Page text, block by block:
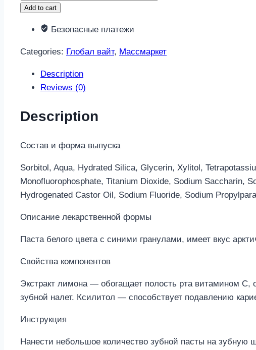
вайт
паста
отбеливание
100мл
quantity
Add to cart
Безопасные платежи
Categories: Глобал вайт, Массмаркет
Description
Reviews (0)
Description
Состав и форма выпуска
Sorbitol, Aqua, Hydrated Silica, Glycerin, Xylitol,
Monofluorophosphate, Titanium Dioxide, Sodium Saccharin,
Hydrogenated Castor Oil, Sodium Fluoride, Sodium
Описание лекарственной формы
Паста белого цвета с синими гранулами, имеет вкус
Свойства компонентов
Экстракт лимона — обогащает полость рта витамином
зубной налет. Ксилитол — способствует подавлению
Инструкция
Нанести небольшое количество зубной пасты на